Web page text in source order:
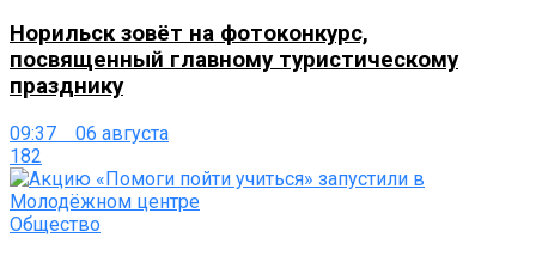
Норильск зовёт на фотоконкурс,
посвященный главному туристическому
празднику
09:37 06 августа
182
Общество